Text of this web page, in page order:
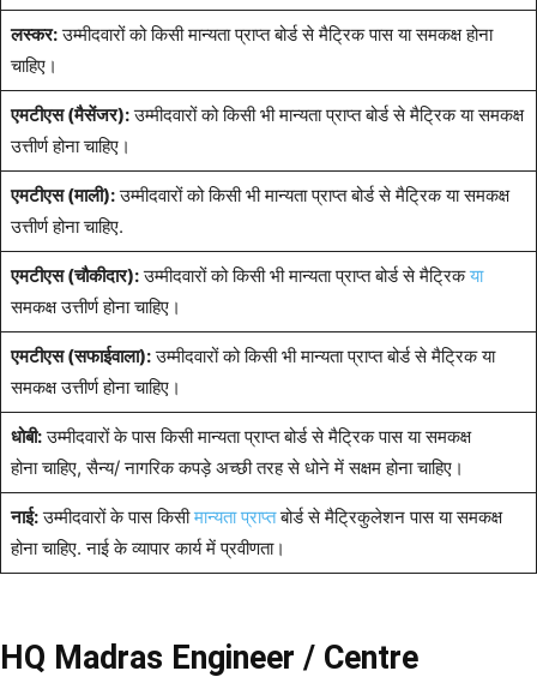
लस्कर:उम्मीदवारों को किसी मान्यता प्राप्त बोर्ड से मैट्रिक पास या समकक्ष होना
चाहिए।
एमटीएस (मैसेंजर):उम्मीदवारों को किसी भी मान्यता प्राप्त बोर्ड से मैट्रिक या समकक्ष
उत्तीर्ण होना चाहिए।
एमटीएस (माली):उम्मीदवारों को किसी भी मान्यता प्राप्त बोर्ड से मैट्रिक या समकक्ष
उत्तीर्ण होना चाहिए.
एमटीएस (चौकीदार):उम्मीदवारों को किसी भी मान्यता प्राप्त बोर्ड से मैट्रिकया
समकक्ष उत्तीर्ण होना चाहिए।
एमटीएस (सफाईवाला):उम्मीदवारों को किसी भी मान्यता प्राप्त बोर्ड से मैट्रिक या
समकक्ष उत्तीर्ण होना चाहिए।
धोबी:उम्मीदवारों के पास किसी मान्यता प्राप्त बोर्ड से मैट्रिक पास या समकक्ष
होना चाहिए, सैन्य/ नागरिक कपड़े अच्छी तरह से धोने में सक्षम होना चाहिए।
नाई:उम्मीदवारों के पास किसीमान्यता प्राप्तबोर्ड से मैट्रिकुलेशन पास या समकक्ष
होना चाहिए. नाई के व्यापार कार्य में प्रवीणता।
HQ Madras Engineer / Centre